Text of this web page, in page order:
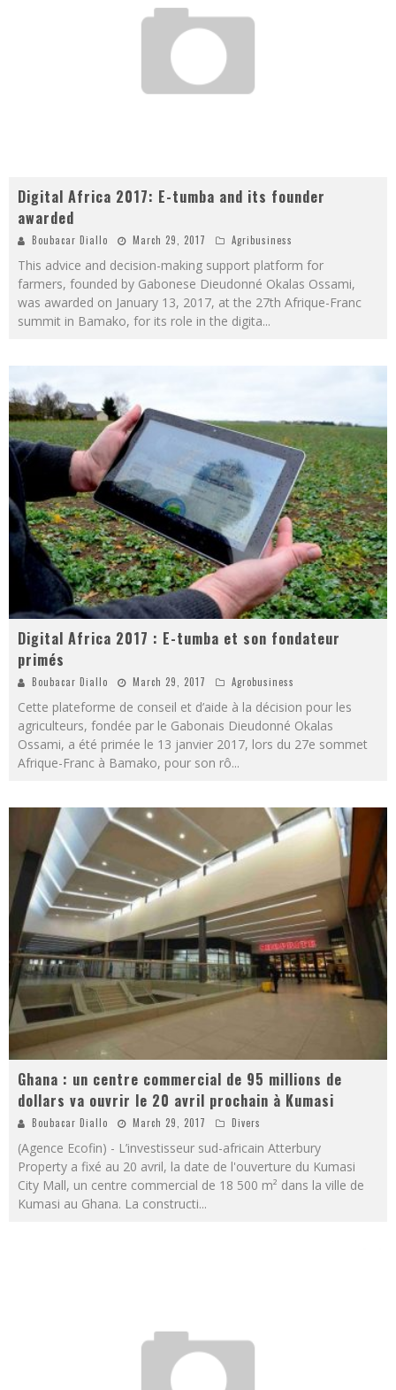
Digital Africa 2017: E-tumba and its founder
awarded
Boubacar Diallo March 29, 2017 Agribusiness
This advice and decision-making support platform for
farmers, founded by Gabonese Dieudonné Okalas Ossami,
was awarded on January 13, 2017, at the 27th Afrique-Franc
summit in Bamako, for its role in the digita...
Digital Africa 2017 : E-tumba et son fondateur
primés
Boubacar Diallo March 29, 2017 Agrobusiness
Cette plateforme de conseil et d’aide à la décision pour les
agriculteurs, fondée par le Gabonais Dieudonné Okalas
Ossami, a été primée le 13 janvier 2017, lors du 27e sommet
Afrique-Franc à Bamako, pour son rô...
Ghana : un centre commercial de 95 millions de
dollars va ouvrir le 20 avril prochain à Kumasi
Boubacar Diallo March 29, 2017 Divers
(Agence Ecofin) - L’investisseur sud-africain Atterbury
Property a fixé au 20 avril, la date de l'ouverture du Kumasi
City Mall, un centre commercial de 18 500 m² dans la ville de
Kumasi au Ghana. La constructi...